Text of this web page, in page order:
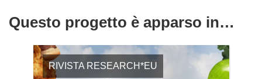
Questo progetto è apparso in…
RIVISTA RESEARCH*EU